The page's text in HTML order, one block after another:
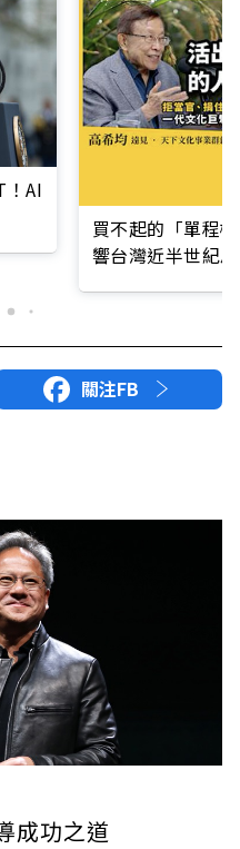
！AI
買不起的「單程
響台灣近半世紀
關注FB
成功之道